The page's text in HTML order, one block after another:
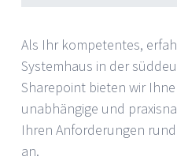
Als Ihr kompetentes,
Systemhaus in der
Sharepoint bieten wir
unabhängige und
Ihren Anforderungen
an.